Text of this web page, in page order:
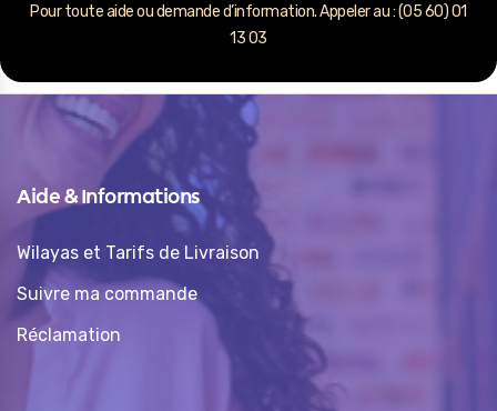
Pour toute aide ou demande d’information. Appeler au : (05 60) 01
13 03
Aide & Informations
Wilayas et Tarifs de Livraison
Suivre ma commande
Réclamation